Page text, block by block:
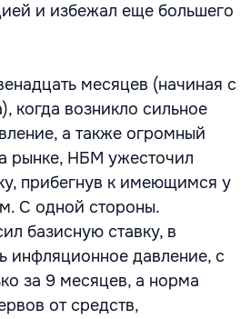
и избежал еще большего
месяцев (начиная с
когда возникло сильное
а также огромный
рынке, НБМ ужесточил
прибегнув к имеющимся у
С одной стороны.
базисную ставку, в
инфляционное давление, с
за 9 месяцев, а норма
от средств,